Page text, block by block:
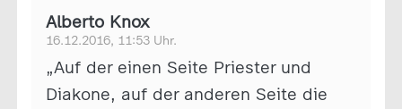
Alberto Knox
16.12.2016, 11:53 Uhr.
„Auf der einen Seite Priester und
Diakone, auf der anderen Seite die